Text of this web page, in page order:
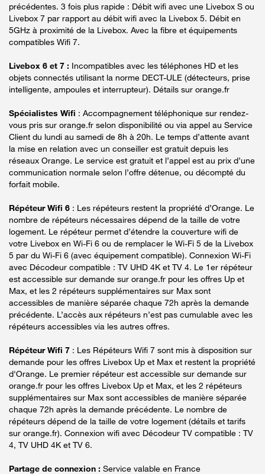
précédentes. 3 fois plus rapide : Débit wifi avec une Livebox S ou
Livebox 7 par rapport au débit wifi avec la Livebox 5. Débit en
5GHz à proximité de la Livebox. Avec la fibre et équipements
compatibles Wifi 7.
Livebox 6 et 7 : Incompatibles avec les téléphones HD et les
objets connectés utilisant la norme DECT-ULE (détecteurs, prise
intelligente, ampoules et interrupteur). Détails sur orange.fr
Spécialistes Wifi : Accompagnement téléphonique sur rendez-
vous pris sur orange.fr selon disponibilité ou via appel au Service
Client du lundi au samedi de 8h à 20h. Le temps d’attente avant
la mise en relation avec un conseiller est gratuit depuis les
réseaux Orange. Le service est gratuit et l’appel est au prix d’une
communication normale selon l’offre détenue, ou décompté du
forfait mobile.
Répéteur Wifi 6 : Les répéteurs restent la propriété d’Orange. Le
nombre de répéteurs nécessaires dépend de la taille de votre
logement. Le répéteur permet d’étendre la couverture wifi de
votre Livebox en Wi-Fi 6 ou de remplacer le Wi-Fi 5 de la Livebox
5 par du Wi-Fi 6 (avec équipement compatible). Connexion Wi-Fi
avec Décodeur compatible : TV UHD 4K et TV 4. Le 1er répéteur
est accessible sur demande sur orange.fr pour les offres Up et
Max, et les 2 répéteurs supplémentaires sur Max sont
accessibles de manière séparée chaque 72h après la demande
précédente. L’accès aux répéteurs n’est pas cumulable avec les
répéteurs accessibles via les autres offres.
Répéteur Wifi 7 : Les Répéteurs Wifi 7 sont mis à disposition sur
demande pour les offres Livebox Up et Max et restent la propriété
d'Orange. Le premier répéteur est accessible sur demande sur
orange.fr pour les offres Livebox Up et Max, et les 2 répéteurs
supplémentaires sur Max sont accessibles de manière séparée
chaque 72h après la demande précédente. Le nombre de
répéteurs dépend de la taille de votre logement (détails et tarifs
sur orange.fr). Connexion wifi avec Décodeur TV compatible : TV
4, TV UHD 4K et TV 6.
Partage de connexion : Service valable en France